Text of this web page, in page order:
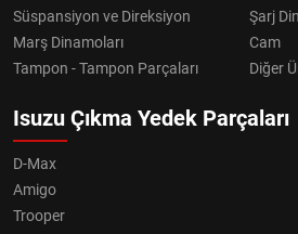
Süspansiyon ve Direksiyon
Şarj
Marş Dinamoları
Cam
Tampon - Tampon Parçaları
Diğer
Isuzu Çıkma Yedek Parçaları
D-Max
Amigo
Trooper